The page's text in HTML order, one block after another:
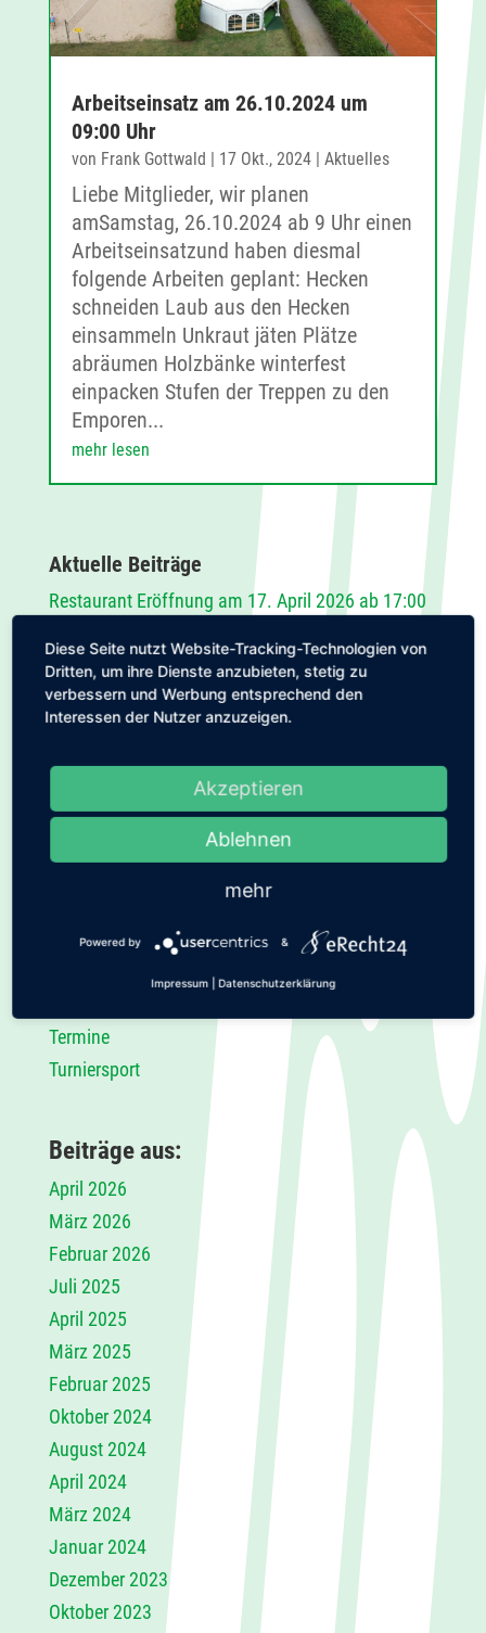
Arbeitseinsatz am 26.10.2024 um
09:00 Uhr
von Frank Gottwald 17 Okt., 2024| Aktuelles
Liebe Mitglieder, wir planen
amSamstag, 26.10.2024 ab 9 Uhr einen
Arbeitseinsatzund haben diesmal
folgende Arbeiten geplant: Hecken
schneiden Laub aus den Hecken
einsammeln Unkraut jäten Plätze
abräumen Holzbänke winterfest
einpacken Stufen der Treppen zu den
Emporen...
mehr lesen
Aktuelle Beiträge
Restaurant Eröffnung am 17. April 2026 ab 17:00
Mitgliederversammlung 2026
Arbeitseinsatz 21.3.2026
Lange Tennisnacht – Breitensport
Club-Information
Termine
Turniersport
Beiträge aus:
April 2026
März 2026
Februar 2026
Juli 2025
April 2025
März 2025
Februar 2025
Oktober 2024
August 2024
April 2024
März 2024
Januar 2024
Dezember 2023
Oktober 2023
Diese Seite nutzt Website-Tracking-Technologien von
Dritten, um ihre Dienste anzubieten, stetig zu
verbessern und Werbung entsprechend den
Interessen der Nutzer anzuzeigen.
Akzeptieren
Ablehnen
mehr
Powered by &
Impressum Datenschutzerklärung